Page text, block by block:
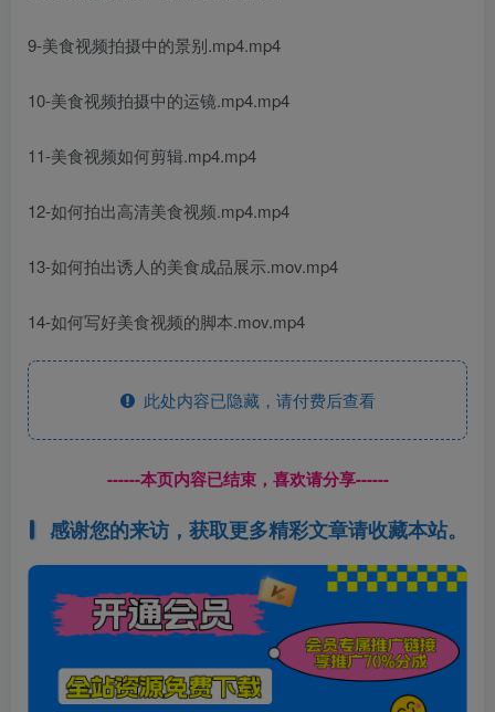
9-美食视频拍摄中的景别.mp4.mp4
10-美食视频拍摄中的运镜.mp4.mp4
11-美食视频如何剪辑.mp4.mp4
12-如何拍出高清美食视频.mp4.mp4
13-如何拍出诱人的美食成品展示.mov.mp4
14-如何写好美食视频的脚本.mov.mp4
此处内容已隐藏，请付费后查看
------本页内容已结束，喜欢请分享------
感谢您的来访，获取更多精彩文章请收藏本站。